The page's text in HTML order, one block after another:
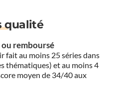
qualité
ou remboursé
fait au moins 25 séries dans
thématiques) et au moins 4
moyen de 34/40 aux